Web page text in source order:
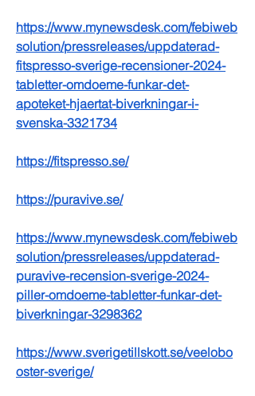
https://www.mynewsdesk.com/febiweb
solution/pressreleases/uppdaterad-
fitspresso-sverige-recensioner-2024-
tabletter-omdoeme-funkar-det-
apoteket-hjaertat-biverkningar-i-
svenska-3321734
https://fitspresso.se/
https://puravive.se/
https://www.mynewsdesk.com/febiweb
solution/pressreleases/uppdaterad-
puravive-recension-sverige-2024-
piller-omdoeme-tabletter-funkar-det-
biverkningar-3298362
https://www.sverigetillskott.se/veelobo
oster-sverige/